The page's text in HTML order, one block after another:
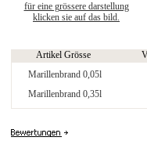
für eine grössere darstellung
klicken sie auf das bild.
Artikel Grösse
Marillenbrand 0,05l
Marillenbrand 0,35l